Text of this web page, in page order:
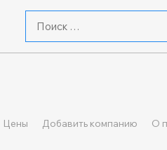
Цены Добавить компанию О